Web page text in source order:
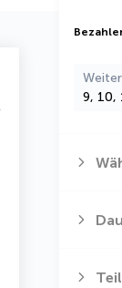
9, 10,